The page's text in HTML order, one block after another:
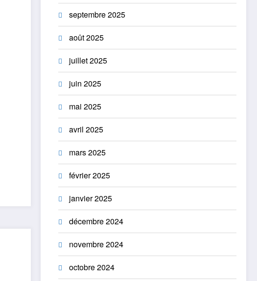
septembre 2025
août 2025
juillet 2025
juin 2025
mai 2025
avril 2025
mars 2025
février 2025
janvier 2025
décembre 2024
novembre 2024
octobre 2024